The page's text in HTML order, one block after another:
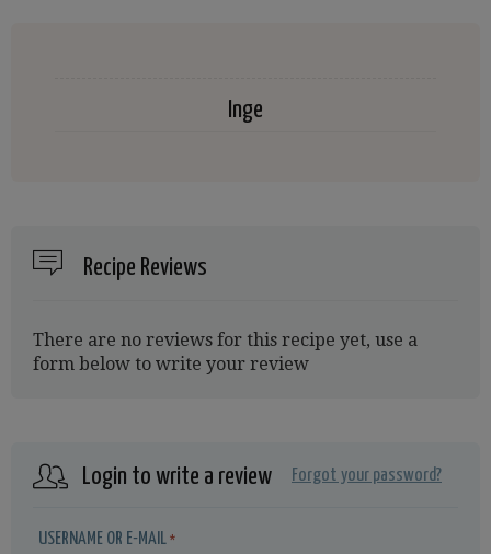
Inge
Recipe Reviews
There are no reviews for this recipe yet, use a
form below to write your review
Login to write a review Forgot your password?
USERNAME OR E-MAIL *